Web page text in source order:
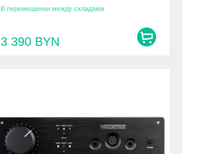
В перемещении между складами
3 390 BYN